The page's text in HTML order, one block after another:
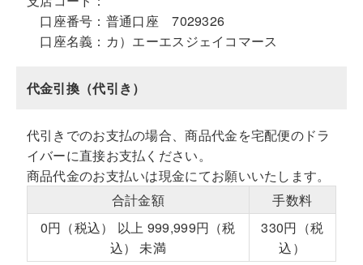
口座番号： 普通口座 7029326
口座名義： カ）エーエスジェイコマース
代金引換（代引き）
代引きでのお支払の場合、商品代金を宅配便のドラ
イバーに直接お支払ください。
商品代金のお支払いは現金にてお願いいたします。
合計金額
手数料
0円（税込） 以上 999,999円（税
込） 未満
330円（税
込）